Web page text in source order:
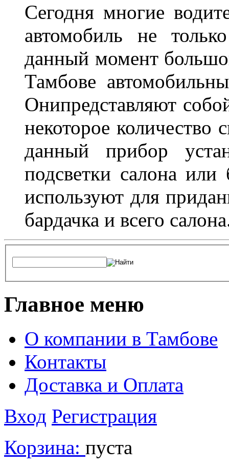
Сегодня многие
автомобиль не
данный момент
Тамбове
Онипредставляют
некоторое количество
данный прибор
подсветки салона
используют для
бардачка и всего
Главное меню
О компании в Тамбове
Контакты
Доставка и Оплата
Вход Регистрация
Корзина: пуста